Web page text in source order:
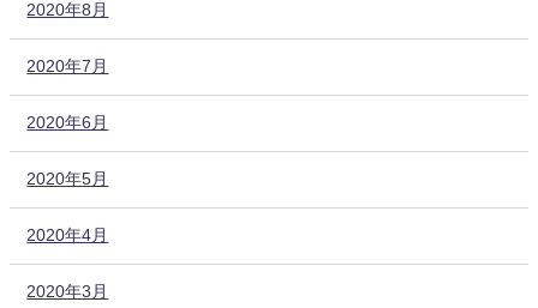
2020年8月
2020年7月
2020年6月
2020年5月
2020年4月
2020年3月